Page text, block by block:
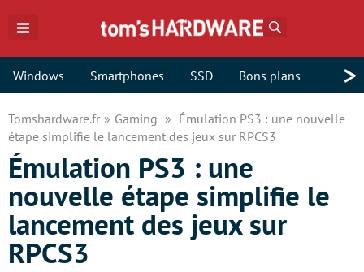
Windows Smartphones SSD Bons plans >
Tomshardware.fr Gaming
Émulation PS3 : une nouvelle
étape simplifie le lancement des jeux sur RPCS3
Émulation PS3 : une
nouvelle étape simplifie le
lancement des jeux sur
RPCS3